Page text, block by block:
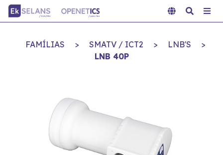
FAMÍLIAS > SMATV / ICT2 > LNB'S
>
LNB 40P